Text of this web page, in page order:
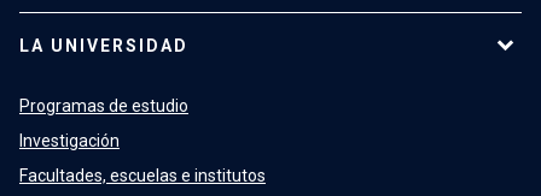
LA UNIVERSIDAD
Programas de estudio
Investigación
Facultades, escuelas e institutos